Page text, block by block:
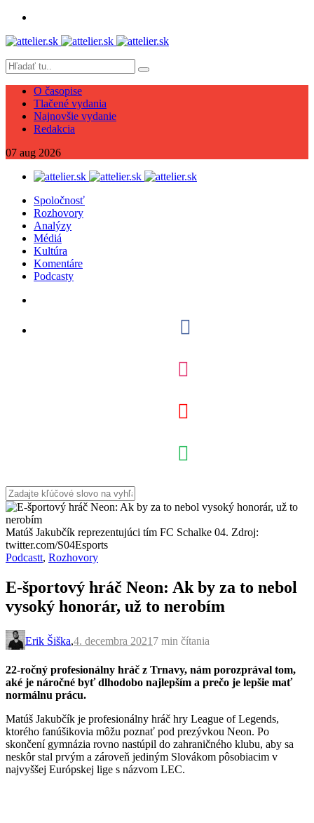
O časopise
Tlačené vydania
Najnovšie vydanie
Redakcia
07 aug 2026
Spoločnosť
Rozhovory
Analýzy
Médiá
Kultúra
Komentáre
Podcasty
Matúš Jakubčík reprezentujúci tím FC Schalke 04. Zdroj:
twitter.com/S04Esports
Podcastt, Rozhovory
E-športový hráč Neon: Ak by za to nebol
vysoký honorár, už to nerobím
Erik Šiška,4. decembra 2021 7 min čítania
22-ročný profesionálny hráč z Trnavy, nám porozprával tom,
aké je náročné byť dlhodobo najlepším a prečo je lepšie mať
normálnu prácu.
Matúš Jakubčík je profesionálny hráč hry League of Legends,
ktorého fanúšikovia môžu poznať pod prezývkou Neon. Po
skončení gymnázia rovno nastúpil do zahraničného klubu, aby sa
neskôr stal prvým a zároveň jediným Slovákom pôsobiacim v
najvyššej Európskej lige s názvom LEC.